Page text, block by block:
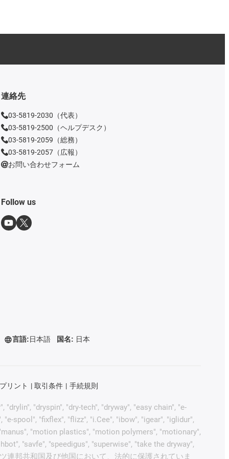
連絡先
03-5819-2030（代表）
03-5819-2500（ヘルプデスク）
03-5819-2059（総務）
03-5819-2057（広報）
お問い合わせフォーム
Follow us
言語:日本語 国名: 日本
リント 取引条件 手続規則
"dryspin", "dry-tech", "dryway", "easy chain", "e-
spool", "fixflex", "flizz", "i.Cee", "ibow", "igear", "iglidur",
"motion plastics", "motion polymers", "motionary",
"savfe", "speedigus", "superwise", "take the dryway",
連邦共和国及び他国において、法的に保護されていま